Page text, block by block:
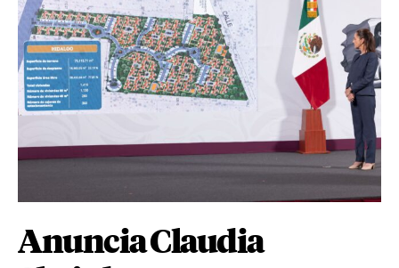
Anuncia Claudia